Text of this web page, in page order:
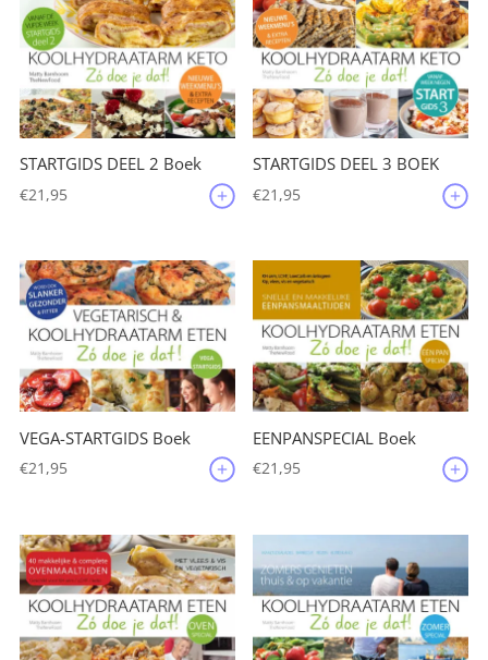
STARTGIDS DEEL 2 Boek
€21,95
STARTGIDS DEEL 3 BOEK
€21,95
VEGA-STARTGIDS Boek
€21,95
EENPANSPECIAL Boek
€21,95